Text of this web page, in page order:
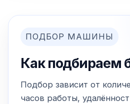
ПОДБОР МАШИНЫ
Как подбираем
Подбор зависит от
часов работы,